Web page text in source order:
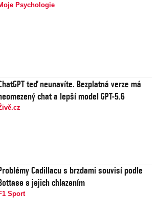
Psychologie
teď neunavíte. Bezplatná verze má
chat a lepší model GPT-5.6
Cadillacu s brzdami souvisí podle
s jejich chlazením
Sport